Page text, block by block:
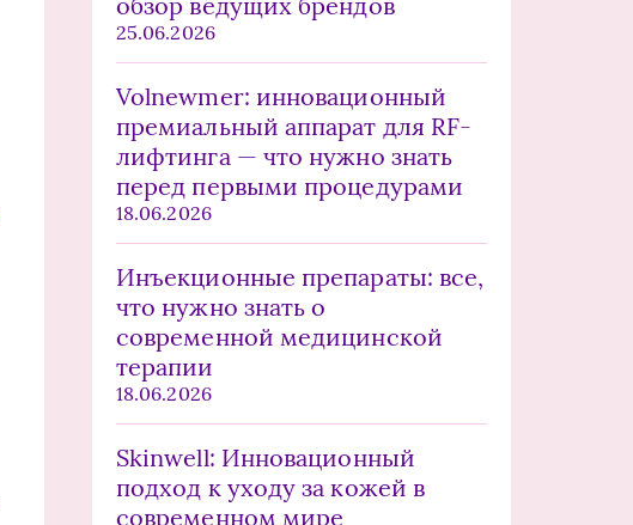
25.06.2026
Volnewmer: инновационный
премиальный аппарат для RF-
лифтинга — что нужно знать
перед первыми процедурами
18.06.2026
Инъекционные препараты: все,
что нужно знать о
современной медицинской
терапии
18.06.2026
Skinwell: Инновационный
подход к уходу за кожей в
современном мире